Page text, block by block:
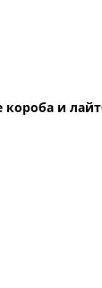
короба и